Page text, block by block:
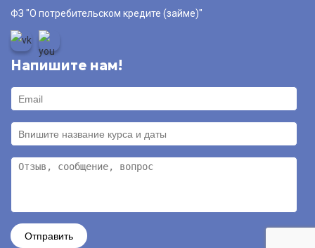
ФЗ "О потребительском кредите (займе)"
Напишите нам!